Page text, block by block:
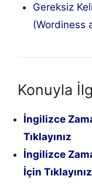
Gereksiz
(Wordiness
Konuyla
İngilizce
Tıklayınız
İngilizce
İçin Tıklayınız